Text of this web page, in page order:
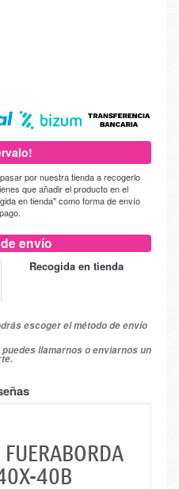
por nuestra tienda a recogerlo
que añadir el producto en el
en tienda" como forma de envío
envío
Recogida en tienda
escoger el método de envío
llamarnos o enviarnos un
40B